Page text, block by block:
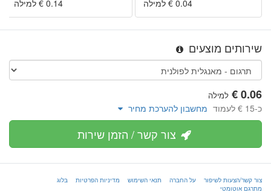
שירותים מוצעים
למילה
כ-‏15 € לעמוד מחשבון להערכת מחיר
צור קשר / הזמן שירות
צור קשר/הצעות לשיפור על החברה תנאי השימוש מדיניות הפרטיות
בלוג
מתרגם אוטומטי